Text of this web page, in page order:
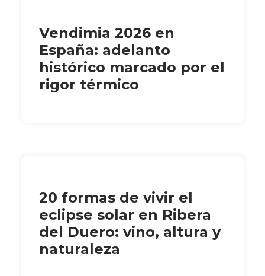
Vendimia 2026 en
España: adelanto
histórico marcado por el
rigor térmico
20 formas de vivir el
eclipse solar en Ribera
del Duero: vino, altura y
naturaleza